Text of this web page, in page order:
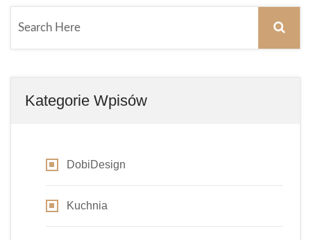
Kategorie Wpisów
DobiDesign
Kuchnia